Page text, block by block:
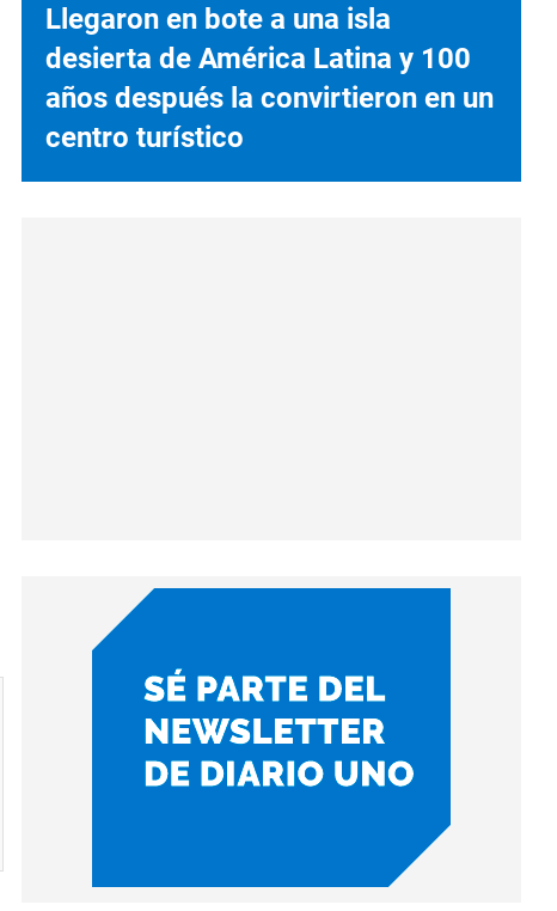
Llegaron en bote a una isla
desierta de América Latina y 100
años después la convirtieron en un
centro turístico